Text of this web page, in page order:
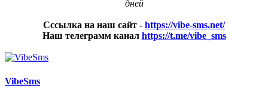
дней
Сссылка на наш сайт - https://vibe-sms.net/
Наш телеграмм канал https://t.me/vibe_sms
VibeSms